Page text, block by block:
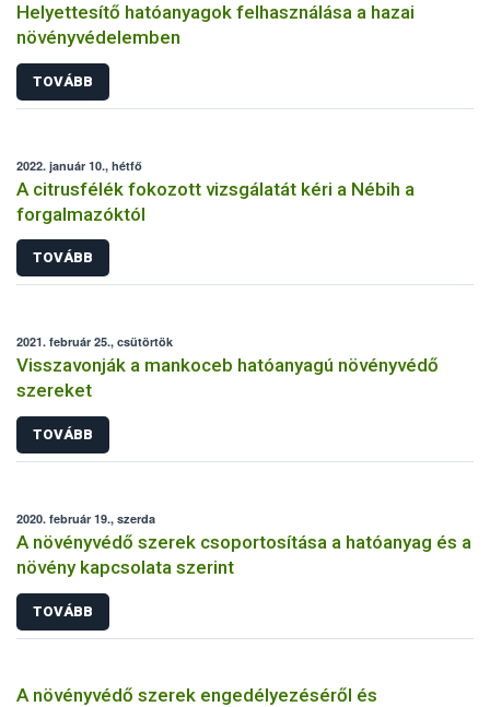
Helyettesítő hatóanyagok felhasználása a hazai
növényvédelemben
TOVÁBB
2022. január 10., hétfő
A citrusfélék fokozott vizsgálatát kéri a Nébih a
forgalmazóktól
TOVÁBB
2021. február 25., csütörtök
Visszavonják a mankoceb hatóanyagú növényvédő
szereket
TOVÁBB
2020. február 19., szerda
A növényvédő szerek csoportosítása a hatóanyag és a
növény kapcsolata szerint
TOVÁBB
A növényvédő szerek engedélyezéséről és